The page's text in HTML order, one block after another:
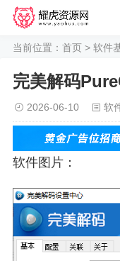
当前位置： 首页 > 软件
完美解码
2026-06-10 软
软件图片：